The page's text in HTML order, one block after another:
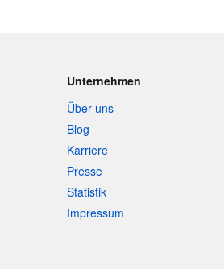
Unternehmen
Über uns
Blog
Karriere
Presse
Statistik
Impressum